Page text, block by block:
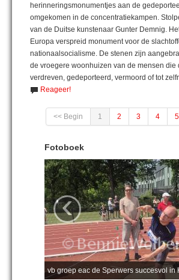
herinneringsmonumentjes aan de
omgekomen in de concentratiekampen.
van de Duitse kunstenaar Gunter Demnig.
Europa verspreid monument voor de
nationaalsocialisme. De stenen zijn
de vroegere woonhuizen van de mensen die
verdreven, gedeporteerd, vermoord of tot
Reageer!
<< Begin 1 2 3 4 5
Fotoboek
vb groep eac de Sperwers succesvol in
‹